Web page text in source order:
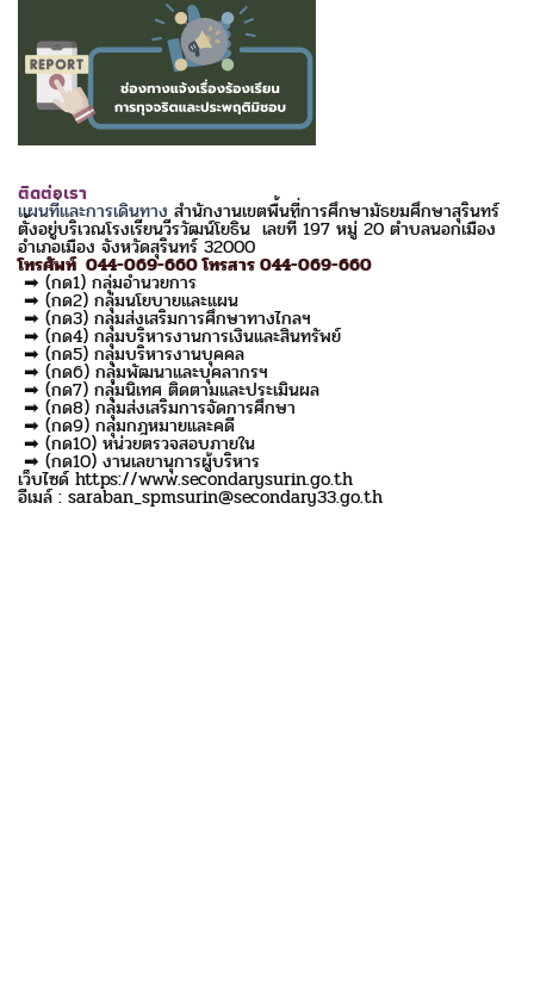
ติดต่อเรา
แผนที่และการเดินทางสำนักงานเขตพื้นที่การศึกษามัธยมศึกษาสุรินทร์
ตั้งอยู่บริเวณโรงเรียนวีรวัฒน์โยธิน เลขที่ 197 หมู่ 20 ตำบลนอกเมือง
อำเภอเมือง จังหวัดสุรินทร์ 32000
โทรศัพท์ 044-069-660 โทรสาร 044-069-660
➡ (กด1) กลุ่มอำนวยการ
➡ (กด2) กลุ่มนโยบายและแผน
➡ (กด3) กลุ่มส่งเสริมการศึกษาทางไกลฯ
➡ (กด4) กลุ่มบริหารงานการเงินและสินทรัพย์
➡ (กด5) กลุ่มบริหารงานบุคคล
➡ (กด6) กลุ่มพัฒนาและบุคลากรฯ
➡ (กด7) กลุ่มนิเทศ ติดตามและประเมินผล
➡ (กด8) กลุ่มส่งเสริมการจัดการศึกษา
➡ (กด9) กลุ่มกฎหมายและคดี
➡ (กด10) หน่วยตรวจสอบภายใน
➡ (กด10) งานเลขานุการผู้บริหาร
เว็บไซด์ https://www.secondarysurin.go.th
อีเมล์ : saraban_spmsurin@secondary33.go.th